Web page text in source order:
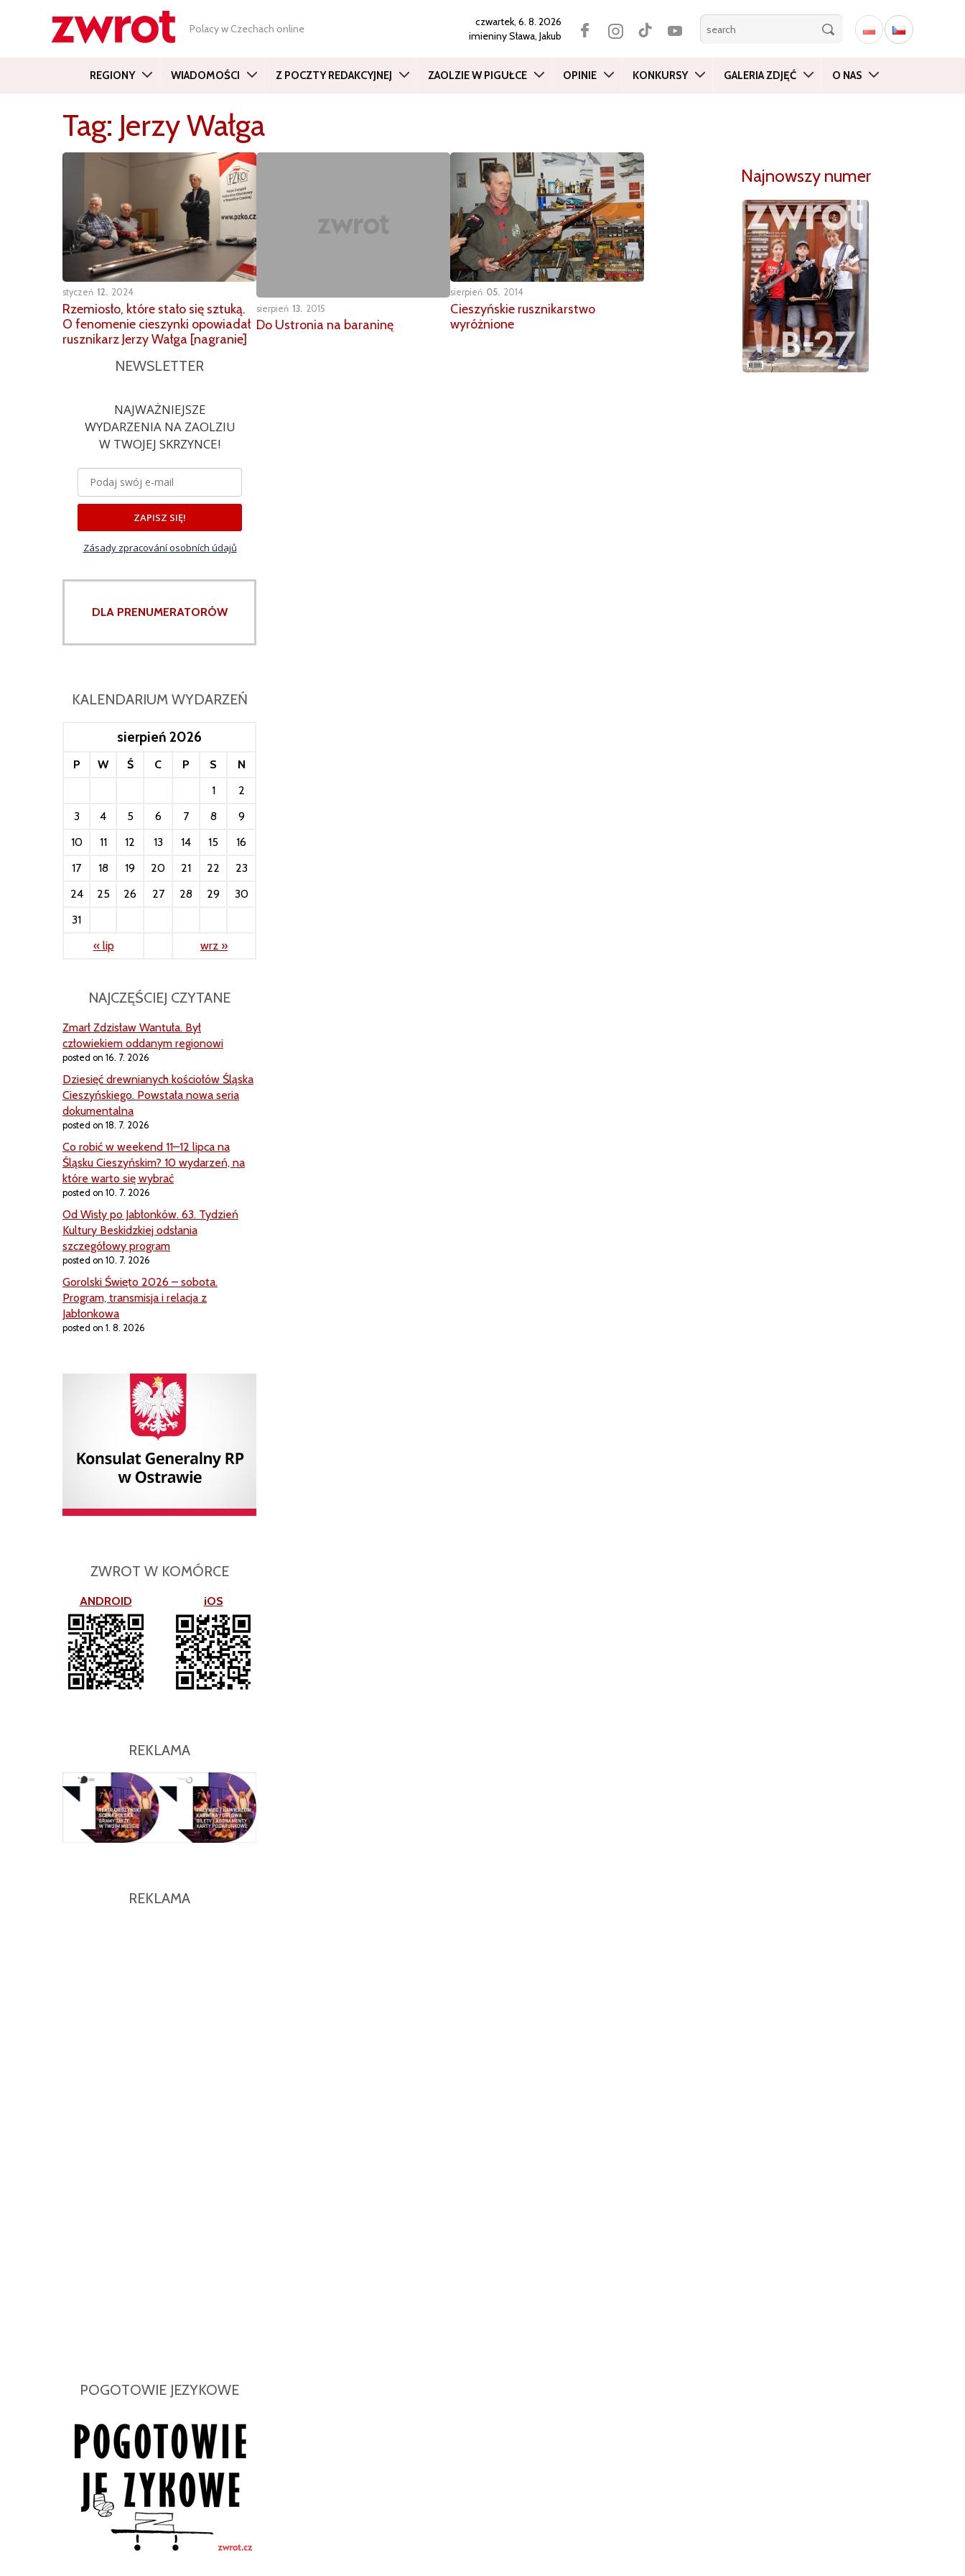
Polacy w Czechach online
czwartek, 6. 8. 2026
imieninySława, Jakub
REGIONY WIADOMOŚCI Z POCZTY REDAKCYJNEJ ZAOLZIE W PIGUŁCE OPINIE KONKURSY GALERIA ZDJĘĆ O NAS
Tag: Jerzy Wałga
styczeń 12 2024
Rzemiosło, które stało się sztuką.
O fenomenie cieszynki opowiadał
rusznikarz Jerzy Wałga [nagranie]
sierpień 13 2015
Do Ustronia na baraninę
sierpień 05 2014
Cieszyńskie rusznikarstwo
wyróżnione
Najnowszy numer
NEWSLETTER
NAJWAŻNIEJSZE
WYDARZENIA NA ZAOLZIU
W TWOJEJ SKRZYNCE!
ZAPISZ SIĘ!
Zásady zpracování osobních údajů
DLA PRENUMERATORÓW
KALENDARIUM WYDARZEŃ
sierpień 2026
P W Ś C P S
N
1
2
3
4 5 6 7 8
9
10
11 12 13 14 15
16
17
18 19 20 21 22
23
24
25 26 27 28 29
30
31
« lip
wrz »
NAJCZĘŚCIEJ CZYTANE
Zmarł Zdzisław Wantuła. Był
człowiekiem oddanym regionowi
posted on 16. 7. 2026
Dziesięć drewnianych kościołów Śląska
Cieszyńskiego. Powstała nowa seria
dokumentalna
posted on 18. 7. 2026
Co robić w weekend 11–12 lipca na
Śląsku Cieszyńskim? 10 wydarzeń, na
które warto się wybrać
posted on 10. 7. 2026
Od Wisły po Jabłonków. 63. Tydzień
Kultury Beskidzkiej odsłania
szczegółowy program
posted on 10. 7. 2026
Gorolski Święto 2026 – sobota.
Program, transmisja i relacja z
Jabłonkowa
posted on 1. 8. 2026
ZWROT W KOMÓRCE
ANDROID iOS
REKLAMA
REKLAMA
POGOTOWIE JEZYKOWE